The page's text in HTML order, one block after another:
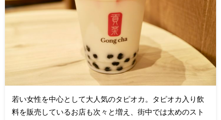
若い女性を中心として大人気のタピオカ。タピオカ入り飲
料を販売しているお店も次々と増え、街中では太めのスト